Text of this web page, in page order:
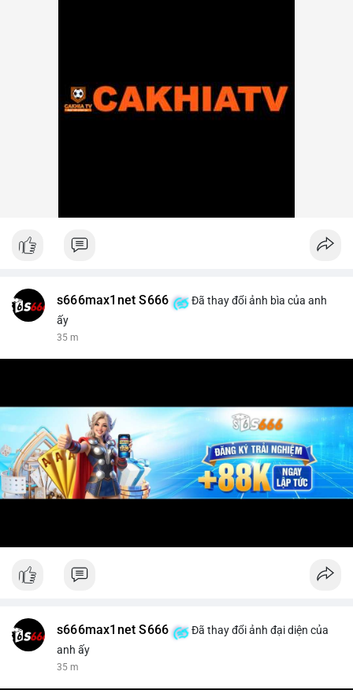
s666max1net S666
Đã thay đổi ảnh bìa của anh
ấy
35 m
s666max1net S666
Đã thay đổi ảnh đại diện của
anh ấy
35 m